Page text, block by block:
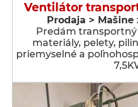
Ventilátor
Prodaja > Мašine
Predám
materiály, pelety,
priemyselné a